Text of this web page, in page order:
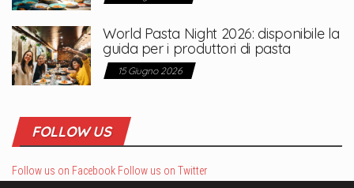
World Pasta Night 2026: disponibile la
guida per i produttori di pasta
15 Giugno 2026
FOLLOW US
Follow us on Facebook Follow us on Twitter